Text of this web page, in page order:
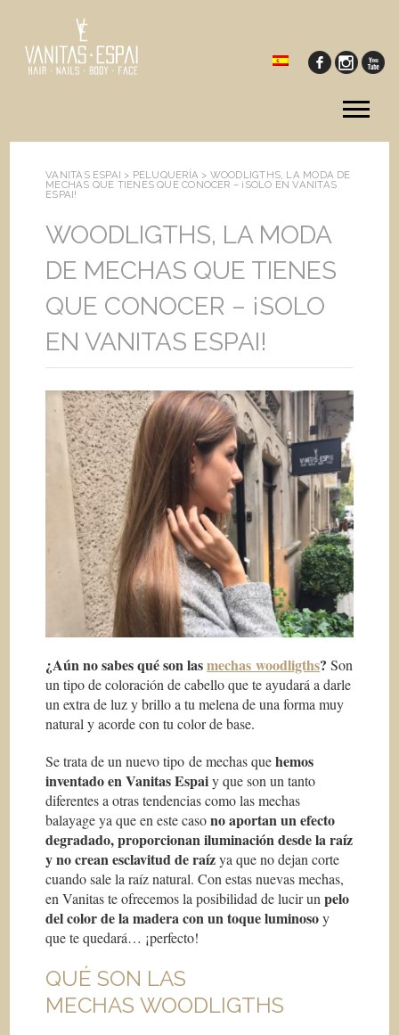
VANITAS ESPAI > PELUQUERÍA > WOODLIGTHS, LA MODA DE
MECHAS QUE TIENES QUE CONOCER – ¡SOLO EN VANITAS
ESPAI!
WOODLIGTHS, LA MODA
DE MECHAS QUE TIENES
QUE CONOCER – ¡SOLO
EN VANITAS ESPAI!
¿Aún no sabes qué son lasmechas woodligths? Son
un tipo de coloración de cabello que te ayudará a darle
un extra de luz y brillo a tu melena de una forma muy
natural y acorde con tu color de base.
Se trata de un nuevo tipo de mechas quehemos
inventado en Vanitas Espaiy que son un tanto
diferentes a otras tendencias como las mechas
balayage ya que en este casono aportan un efecto
degradado, proporcionan iluminación desde la raíz
y no creanesclavitud de raízya que no dejan corte
cuando sale la raíz natural. Con estas nuevas mechas,
en Vanitas te ofrecemos la posibilidad de lucir unpelo
del color de la madera con un toque luminosoy
que te quedará… ¡perfecto!
QUÉ SON LAS
MECHAS WOODLIGTHS